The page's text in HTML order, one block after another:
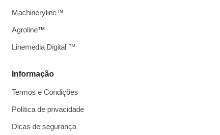
Informação
Termos e Condições
Política de privacidade
Dicas de segurança
Machineryline™
Agroline™
Linemedia Digital ™